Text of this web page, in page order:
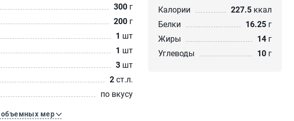
300 г
200 г
1 шт
1 шт
3 шт
2ст.л.
по вкусу
объемных мер
Калории 227.5 ккал
Белки
16.25 г
Жиры
14 г
Углеводы
10 г